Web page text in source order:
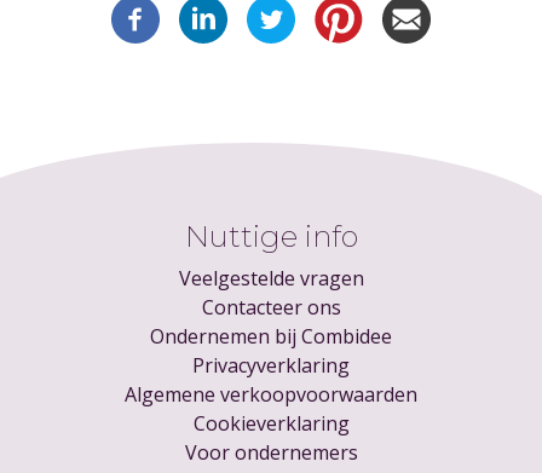
Nuttige info
Veelgestelde vragen
Contacteer ons
Ondernemen bij Combidee
Privacyverklaring
Algemene verkoopvoorwaarden
Cookieverklaring
Voor ondernemers